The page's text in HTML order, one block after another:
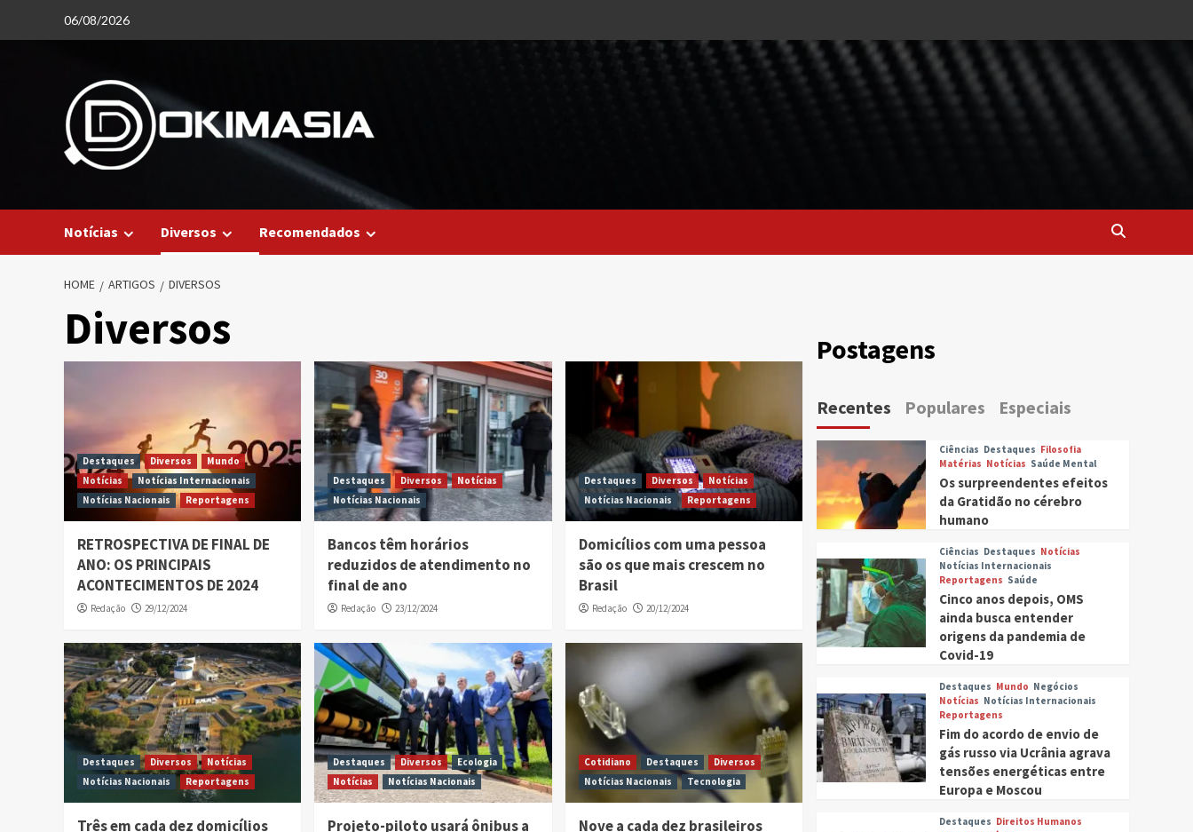
06/08/2026
Notícias Diversos Recomendados
HOME ARTIGOS DIVERSOS
Diversos
Destaques Diversos
Mundo
Notícias
Notícias Internacionais
Notícias Nacionais
Reportagens
RETROSPECTIVA DE FINAL DE
ANO: OS PRINCIPAIS
ACONTECIMENTOS DE 2024
Redação 29/12/2024
Destaques Diversos
Notícias
Notícias Nacionais
Bancos têm horários
reduzidos de atendimento no
final de ano
Redação 23/12/2024
Destaques Diversos
Notícias
Notícias Nacionais
Reportagens
Domicílios com uma pessoa
são os que mais crescem no
Brasil
Redação 20/12/2024
Destaques Diversos
Notícias
Notícias Nacionais
Reportagens
Três em cada dez domicílios
Destaques Diversos
Ecologia
Notícias
Notícias Nacionais
Projeto-piloto usará ônibus a
Cotidiano Destaques
Diversos
Notícias Nacionais
Tecnologia
Nove a cada dez brasileiros
Postagens
Recentes Populares Especiais
Ciências Destaques Filosofia
Matérias Notícias Saúde Mental
Os surpreendentes efeitos
da Gratidão no cérebro
humano
Ciências Destaques Notícias
Notícias Internacionais
Reportagens Saúde
Cinco anos depois, OMS
ainda busca entender
origens da pandemia de
Covid-19
Destaques Mundo Negócios
Notícias Notícias Internacionais
Reportagens
Fim do acordo de envio de
gás russo via Ucrânia agrava
tensões energéticas entre
Europa e Moscou
Destaques Direitos Humanos